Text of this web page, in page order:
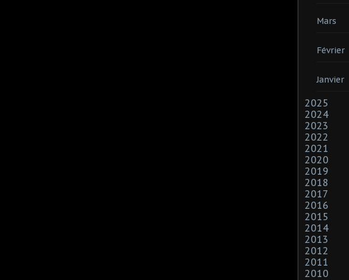
Mars
Février
Janvier
2025
2024
2023
2022
2021
2020
2019
2018
2017
2016
2015
2014
2013
2012
2011
2010